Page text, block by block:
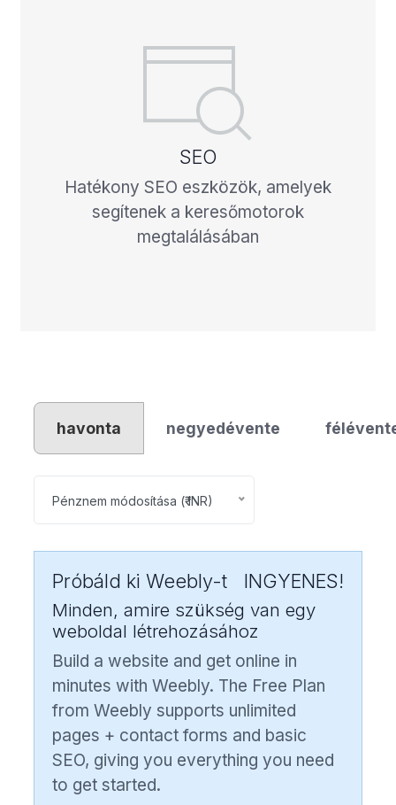
SEO
Hatékony SEO eszközök, amelyek
segítenek a keresőmotorok
megtalálásában
havonta negyedévente
Pénznem módosítása (₹ INR)
INGYENES!
Próbáld ki Weebly-t
Minden, amire szükség van egy
weboldal létrehozásához
Build a website and get online in
minutes with Weebly. The Free Plan
from Weebly supports unlimited
pages + contact forms and basic
SEO, giving you everything you need
to get started.